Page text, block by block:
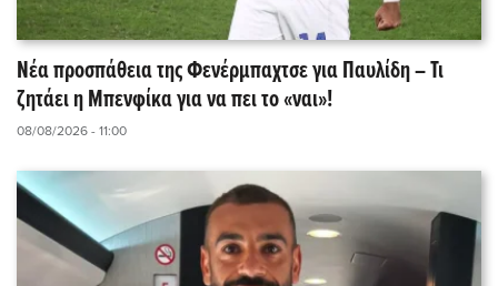
Νέα προσπάθεια της Φενέρμπαχτσε για Παυλίδη – Τι
ζητάει η Μπενφίκα για να πει το «ναι»!
08/08/2026 - 11:00